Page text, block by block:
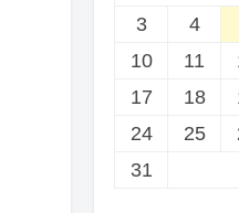
3
4
10
11
17
18
24
25
31